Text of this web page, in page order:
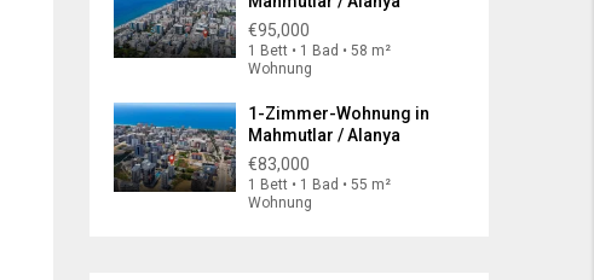
€95,000
1 Bett • 1 Bad • 58 m²
Wohnung
1-Zimmer-Wohnung in
Mahmutlar / Alanya
€83,000
1 Bett • 1 Bad • 55 m²
Wohnung